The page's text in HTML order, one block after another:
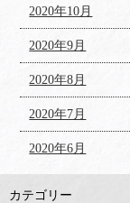
2020年10月
2020年9月
2020年8月
2020年7月
2020年6月
カテゴリー